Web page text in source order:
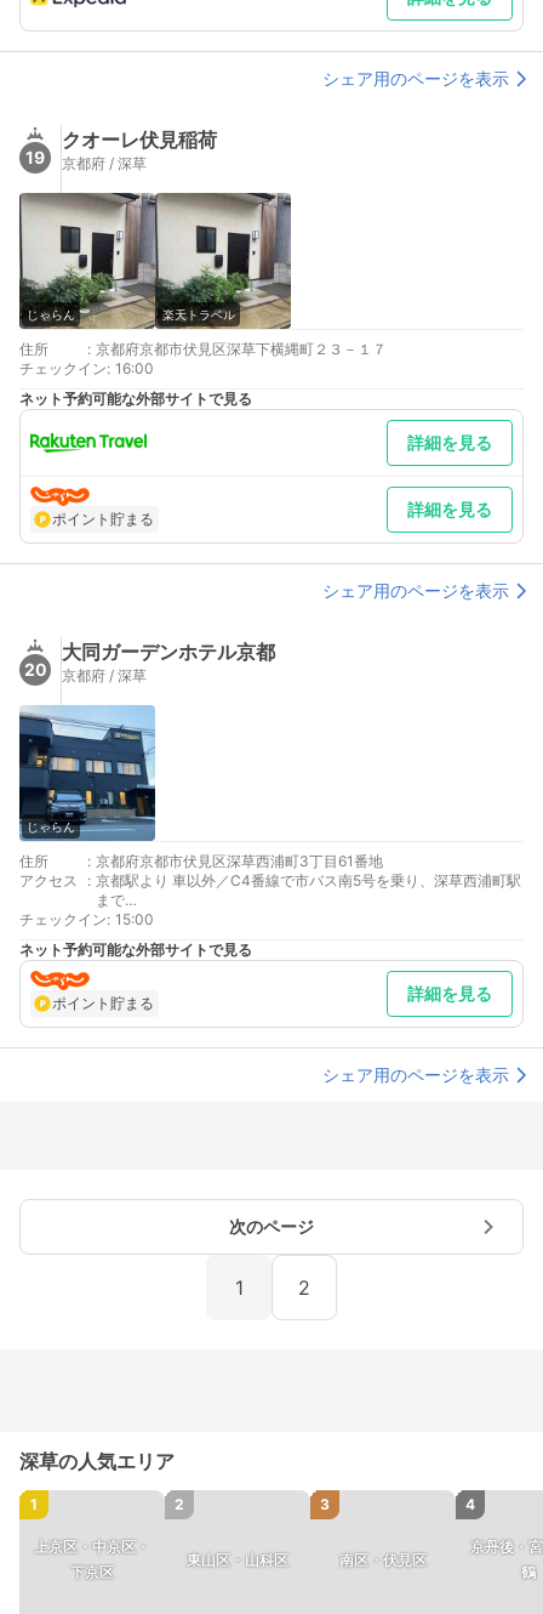
シェア用のページを表示
19
クオーレ伏見稲荷
京都府 / 深草
じゃらん 楽天トラベル
住所 : 京都府京都市伏見区深草下横縄町２３－１７
チェックイン: 16:00
ネット予約可能な外部サイトで見る
詳細を見る
ポイント貯まる 詳細を見る
シェア用のページを表示
20
大同ガーデンホテル京都
京都府 / 深草
じゃらん
住所 : 京都府京都市伏見区深草西浦町3丁目61番地
アクセス
: 京都駅より 車以外／C4番線で市バス南5号を乗り、深草西浦町駅
まで
大阪駅より 車以外／大阪環状線の京橋駅で乗り換え、京阪本線の
藤森駅降り
最寄り駅１ 藤森
補足 車／駐車場のご利用は事前電話予約が必要です。駐車スペー
スは2台しかございません。予約が埋まってしまった場合は近隣
チェックイン: 15:00
ネット予約可能な外部サイトで見る
ポイント貯まる 詳細を見る
シェア用のページを表示
次のページ
1 2
深草の人気エリア
1
上京区・中京区・
下京区
2
東山区・山科区
3
南区・伏見区
4
京丹後・
鶴